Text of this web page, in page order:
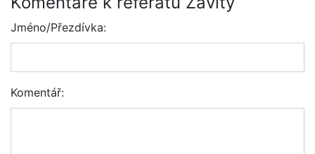
Jméno/Přezdívka:
Komentář: